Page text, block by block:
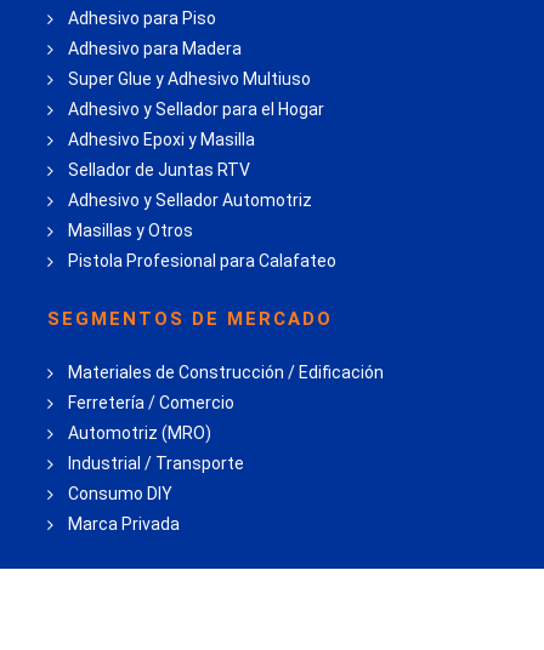
Adhesivo para Piso
Adhesivo para Madera
Super Glue y Adhesivo Multiuso
Adhesivo y Sellador para el Hogar
Adhesivo Epoxi y Masilla
Sellador de Juntas RTV
Adhesivo y Sellador Automotriz
Masillas y Otros
Pistola Profesional para Calafateo
SEGMENTOS DE MERCADO
Materiales de Construcción / Edificación
Ferretería / Comercio
Automotriz (MRO)
Industrial / Transporte
Consumo DIY
Marca Privada